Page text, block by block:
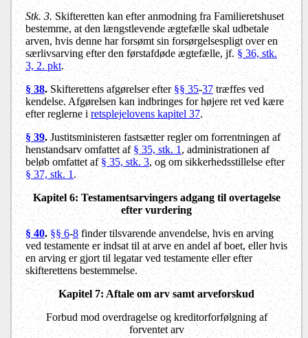
Stk. 3. Skifteretten kan efter anmodning fra Familieretshuset
bestemme, at den længstlevende ægtefælle skal udbetale
arven, hvis denne har forsømt sin forsørgelsespligt over en
særlivsarving efter den førstafdøde ægtefælle, jf. § 36, stk.
3, 2. pkt.
§ 38. Skifterettens afgørelser efter §§ 35-37træffes ved
kendelse. Afgørelsen kan indbringes for højere ret ved kære
efter reglerne iretsplejelovens kapitel 37.
§ 39.Justitsministeren fastsætter regler om forrentningen af
henstandsarv omfattet af§ 35, stk. 1, administrationen af
beløb omfattet af§ 35, stk. 3, og om sikkerhedsstillelse efter
§ 37, stk. 1.
Kapitel 6: Testamentsarvingers adgang til overtagelse
efter vurdering
§ 40.§§ 6-8finder tilsvarende anvendelse, hvis en arving
ved testamente er indsat til at arve en andel af boet, eller hvis
en arving er gjort til legatar ved testamente eller efter
skifterettens bestemmelse.
Kapitel 7: Aftale om arv samt arveforskud
Forbud mod overdragelse og kreditorforfølgning af
forventet arv